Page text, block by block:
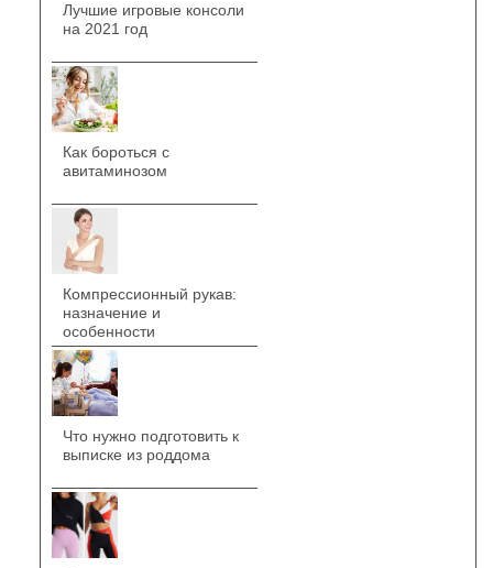
Лучшие игровые консоли
на 2021 год
Как бороться с
авитаминозом
Компрессионный рукав:
назначение и
особенности
Что нужно подготовить к
выписке из роддома